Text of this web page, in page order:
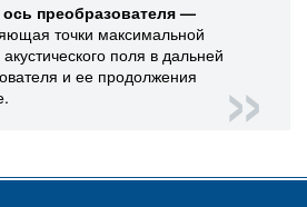
ось преобразователя —
точки максимальной
поля в дальней
и ее продолжения